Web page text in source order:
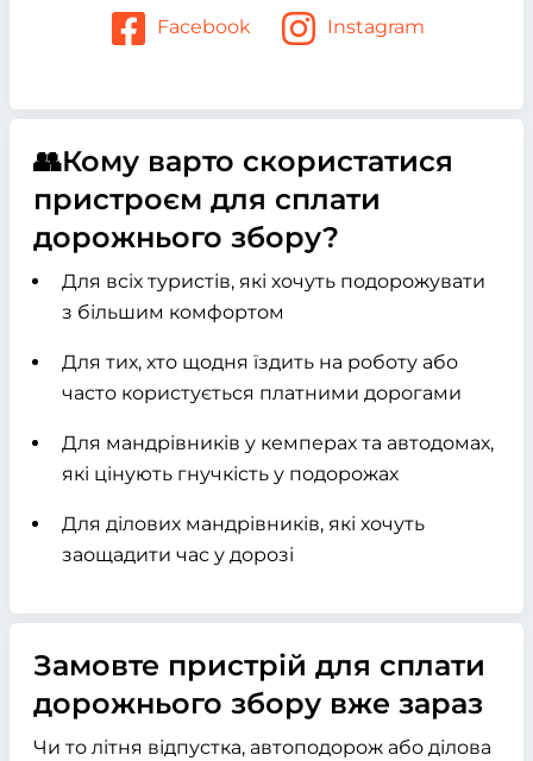
Facebook Instagram
👥Кому варто скористатися
пристроєм для сплати
дорожнього збору?
Для всіх туристів, які хочуть подорожувати
з більшим комфортом
Для тих, хто щодня їздить на роботу або
часто користується платними дорогами
Для мандрівників у кемперах та автодомах,
які цінують гнучкість у подорожах
Для ділових мандрівників, які хочуть
заощадити час у дорозі
Замовте пристрій для сплати
дорожнього збору вже зараз
Чи то літня відпустка, автоподорож або ділова